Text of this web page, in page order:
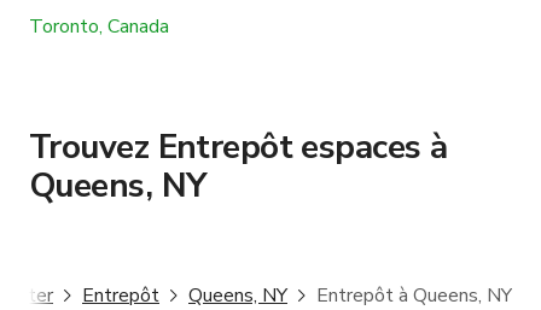
Toronto, Canada
Trouvez Entrepôt espaces à
Queens, NY
Entrepôt Queens, NY Entrepôt à Queens, NY